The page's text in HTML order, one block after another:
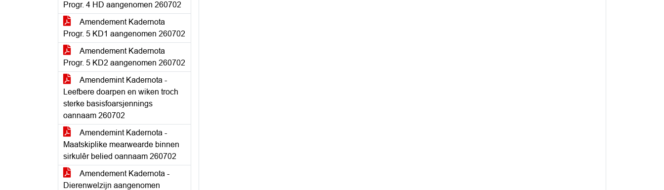
Progr. 4 HD aangenomen 260702
Amendement Kadernota
Progr. 5 KD1 aangenomen 260702
Amendement Kadernota
Progr. 5 KD2 aangenomen 260702
Amendemint Kadernota -
Leefbere doarpen en wiken troch
sterke basisfoarsjennings
oannaam 260702
Amendemint Kadernota -
Maatskiplike mearwearde binnen
sirkulêr belied oannaam 260702
Amendement Kadernota -
Dierenwelzijn aangenomen